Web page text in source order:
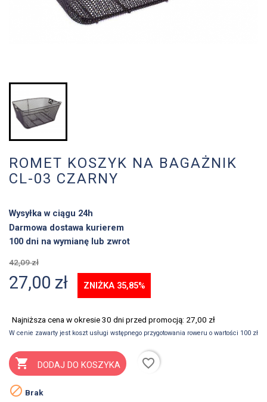
ROMET KOSZYK NA BAGAŻNIK
CL-03 CZARNY
Wysyłka w ciągu 24h
Darmowa dostawa kurierem
100 dni na wymianę lub zwrot
42,09 zł
27,00 zł ZNIŻKA 35,85%
Najniższa cena w okresie 30 dni przed promocją: 27,00 zł
W cenie zawarty jest koszt usługi wstępnego przygotowania roweru o wartości 100 zł
 DODAJ DO KOSZYKA
favorite_border
 Brak